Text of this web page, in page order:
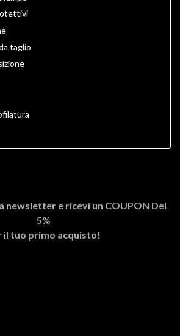
taglio
newsletter e ricevi un COUPON Del
5%
il tuo primo acquisto!